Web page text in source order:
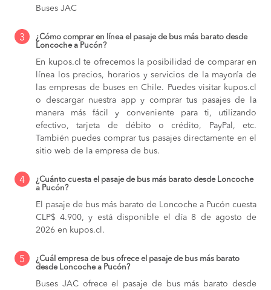
Buses JAC
3
¿Cómo comprar en línea el pasaje de bus más barato desde
Loncoche a Pucón?
En kupos.cl te ofrecemos la posibilidad de comparar en
línea los precios, horarios y servicios de la mayoría de
las empresas de buses en Chile. Puedes visitar kupos.cl
o descargar nuestra app y comprar tus pasajes de la
manera más fácil y conveniente para ti, utilizando
efectivo, tarjeta de débito o crédito, PayPal, etc.
También puedes comprar tus pasajes directamente en el
sitio web de la empresa de bus.
4
¿Cuánto cuesta el pasaje de bus más barato desde Loncoche
a Pucón?
El pasaje de bus más barato de Loncoche a Pucón cuesta
CLP$ 4.900, y está disponible el día 8 de agosto de
2026 en kupos.cl.
5
¿Cuál empresa de bus ofrece el pasaje de bus más barato
desde Loncoche a Pucón?
Buses JAC ofrece el pasaje de bus más barato desde